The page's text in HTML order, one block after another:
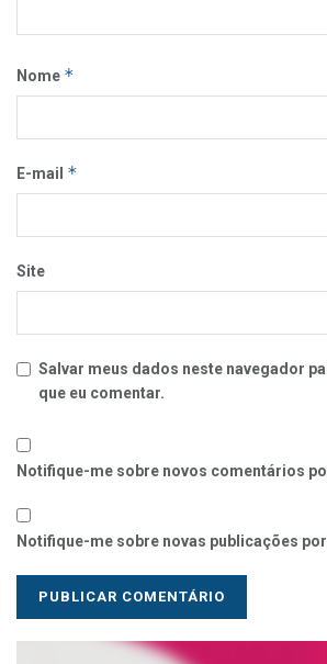
Nome *
E-mail *
Site
Salvar meus dados neste navegador
que eu comentar.
Notifique-me sobre novos comentários
Notifique-me sobre novas publicações